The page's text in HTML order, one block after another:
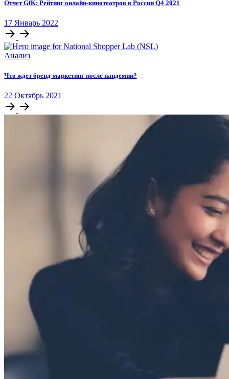
Отчет GfK: Рейтинг онлайн-кинотеатров в России Q4 2021
17 Январь 2022
Анализ
Что ждет бренд-маркетинг после пандемии?
22 Октябрь 2021